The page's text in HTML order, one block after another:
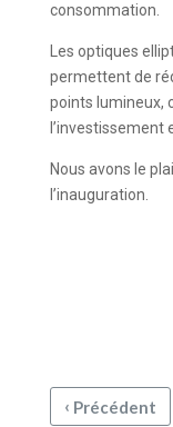
consommation.
Les optiques
permettent de
points lumineux,
l’investissement
Nous avons le
l’inauguration.
‹ Précédent